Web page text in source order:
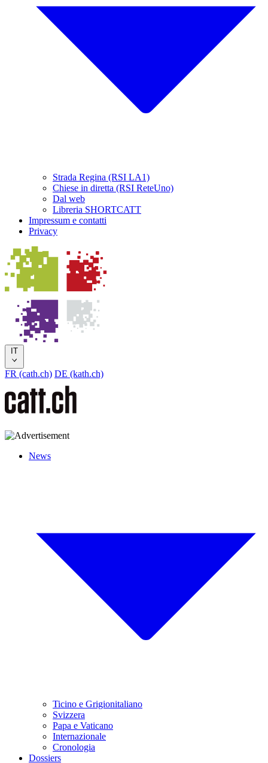
Strada Regina (RSI LA1)
Chiese in diretta (RSI ReteUno)
Dal web
Libreria SHORTCATT
Impressum e contatti
Privacy
IT
FR (cath.ch) DE (kath.ch)
News
Ticino e Grigionitaliano
Svizzera
Papa e Vaticano
Internazionale
Cronologia
Dossiers